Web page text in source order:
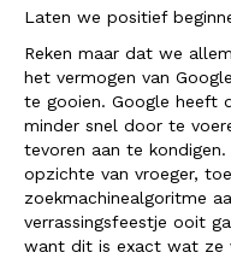
Laten we positief
Reken maar dat we
het vermogen van
te gooien. Google heeft
minder snel door te
tevoren aan te
opzichte van vroeger,
zoekmachinealgoritme
verrassingsfeestje ooit
want dit is exact wat ze